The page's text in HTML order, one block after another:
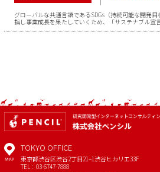
グローバルな共通言語であるSDGs（持続可能な開発
指し事業成長を果たしていくため、「サステナブル宣
MAP
TOKYO OFFICE
東京都渋谷区渋谷2丁目21−1渋谷ヒカリエ33F
TEL：03-6747-7888